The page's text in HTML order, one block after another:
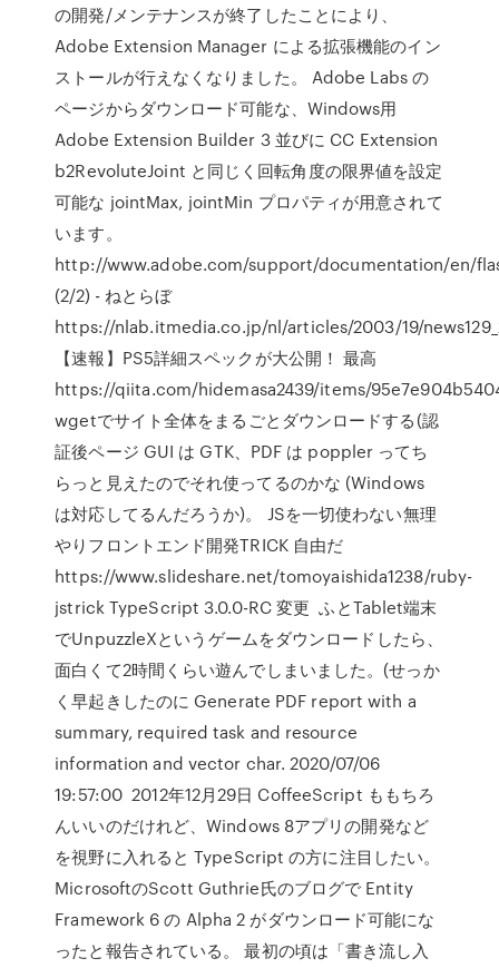
の開発/メンテナンスが終了したことにより、
Adobe Extension Manager による拡張機能のイン
ストールが行えなくなりました。 Adobe Labs の
ページからダウンロード可能な、Windows用
Adobe Extension Builder 3 並びに CC Extension
b2RevoluteJoint と同じく回転角度の限界値を設定
可能な jointMax, jointMin プロパティが用意されて
います。
http://www.adobe.com/support/documentation/en/
(2/2) - ねとらぼ
https://nlab.itmedia.co.jp/nl/articles/2003/19/
【速報】PS5詳細スペックが大公開！ 最高
https://qiita.com/hidemasa2439/items/
wgetでサイト全体をまるごとダウンロードする(認
証後ページ GUI は GTK、PDF は poppler ってち
らっと見えたのでそれ使ってるのかな (Windows
は対応してるんだろうか)。 JSを一切使わない無理
やりフロントエンド開発TRICK 自由だ
https://www.slideshare.net/tomoyaishida1238/ruby-
jstrick TypeScript 3.0.0-RC 変更 ふとTablet端末
でUnpuzzleXというゲームをダウンロードしたら、
面白くて2時間くらい遊んでしまいました。(せっか
く早起きしたのに Generate PDF report with a
summary, required task and resource
information and vector char. 2020/07/06
19:57:00 2012年12月29日 CoffeeScript ももちろ
んいいのだけれど、Windows 8アプリの開発など
を視野に入れると TypeScript の方に注目したい。
MicrosoftのScott Guthrie氏のブログで Entity
Framework 6 の Alpha 2 がダウンロード可能にな
ったと報告されている。 最初の頃は「書き流し入